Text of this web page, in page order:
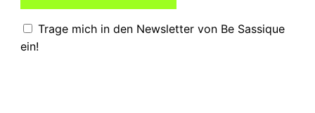
Trage mich in den Newsletter von Be Sassique
ein!